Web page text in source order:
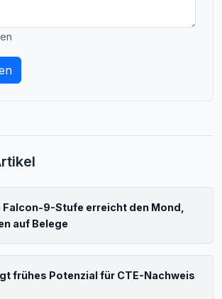
9-Stufe erreicht den Mond,
auf Belege
frühes Potenzial für CTE-Nachweis